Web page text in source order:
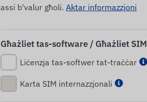
assi b'valur għoli. Aktar informazzjoni
Għażliet tas-software / Għażliet SIM
Liċenzja tas-softwer tat-traċċar
Karta SIM internazzjonali